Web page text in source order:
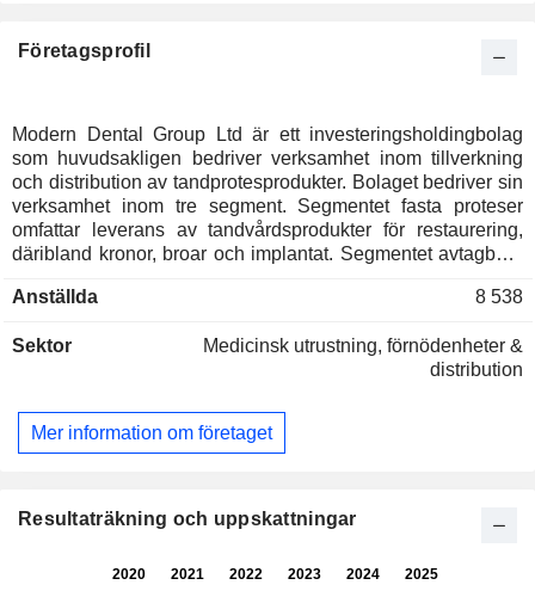
Företagsprofil
Modern Dental Group Ltd är ett investeringsholdingbolag
som huvudsakligen bedriver verksamhet inom tillverkning
och distribution av tandprotesprodukter. Bolaget bedriver sin
verksamhet inom tre segment. Segmentet fasta proteser
omfattar leverans av tandvårdsprodukter för restaurering,
däribland kronor, broar och implantat. Segmentet avtagbara
Segmentet övrigt bedriver tillverkning av ortodontiska
utbildningsarrangemang och seminarier.
Anställda 8 538
Sektor
Medicinsk utrustning, förnödenheter &
distribution
Mer information om företaget
Resultaträkning och uppskattningar